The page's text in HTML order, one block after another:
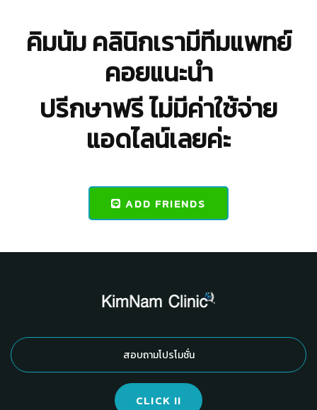
คิมนัม คลินิกเรามีทีมแพทย์
คอยแนะนำ
ปรีกษาฟรี ไม่มีค่าใช้จ่าย
แอดไลน์เลยค่ะ
ADD FRIENDS
CLICK !!